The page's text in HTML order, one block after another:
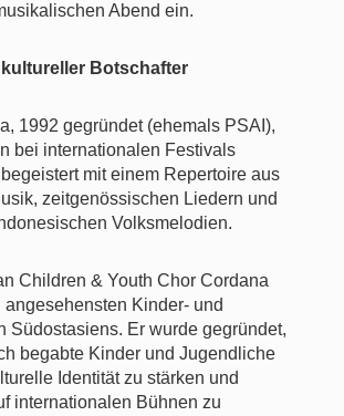
Abend ein.
Botschafter
1992 gegründet (ehemals PSAI),
bei internationalen Festivals
mit einem Repertoire aus
zeitgenössischen Liedern und
Volksmelodien.
Children & Youth Chor Cordana
angesehensten Kinder- und
Südostasiens. Er wurde gegründet,
begabte Kinder und Jugendliche
Identität zu stärken und
internationalen Bühnen zu